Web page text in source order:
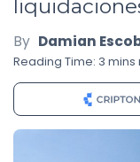
By Damian
Reading Time: 3 mins